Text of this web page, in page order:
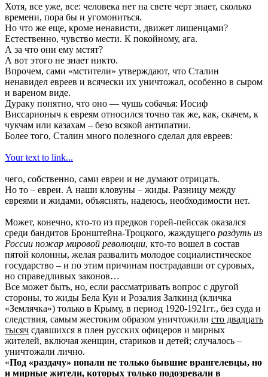
Хотя, все уже, все: человека нет на свете черт знает, сколько
времени, пора бы и угомониться.
Но что же еще, кроме ненависти, движет лишенцами?
Естественно, чувство мести. К покойному, ага.
А за что они ему мстят?
А вот этого не знает никто.
Впрочем, сами «мстители» утверждают, что Сталин
ненавидел евреев и всячески их уничтожал, особенно в сыром
и вареном виде.
Дураку понятно, что оно — чушь собачья: Иосиф
Виссарионыч к евреям относился точно так же, как, скачем, к
чукчам или казахам – безо всякой антипатии.
Более того, Сталин много полезного сделал для евреев:
Your text to link...
чего, собственно, сами евреи и не думают отрицать.
Но то – евреи. А наши кловуны – жиды. Разницу между
евреями и жидами, объяснять, надеюсь, необходимости нет.
Может, конечно, кто-то из предков горей-пейссак оказался
среди бандитов Бронштейна-Троцкого, жаждущего раздуть из
России пожар мировой революции, кто-то вошел в состав
пятой колонны, желая развалить молодое социалистическое
государство – и по этим причинам пострадавши от суровых,
но справедливых законов…
Все может быть, но, если рассматривать вопрос с другой
стороны, то жиды Бела Кун и Розалия Залкинд (кличка
«Землячка») только в Крыму, в период 1920-1921гг., без суда и
следствия, самым жестоким образом уничтожили сто двадцать
тысяч сдавшихся в плен русских офицеров и мирных
жителей, включая женщин, стариков и детей; случалось –
уничтожали лично.
«Под «раздачу» попали не только бывшие врангелевцы, но
и мирные жители, которых только подозревали в